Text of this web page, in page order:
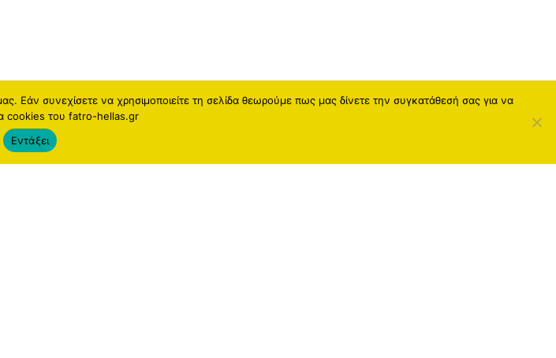
Εάν συνεχίσετε να χρησιμοποιείτε τη σελίδα θεωρούμε πως μας δίνετε την συγκατάθεσή σας για να
cookies του fatro-hellas.gr
Εντάξει